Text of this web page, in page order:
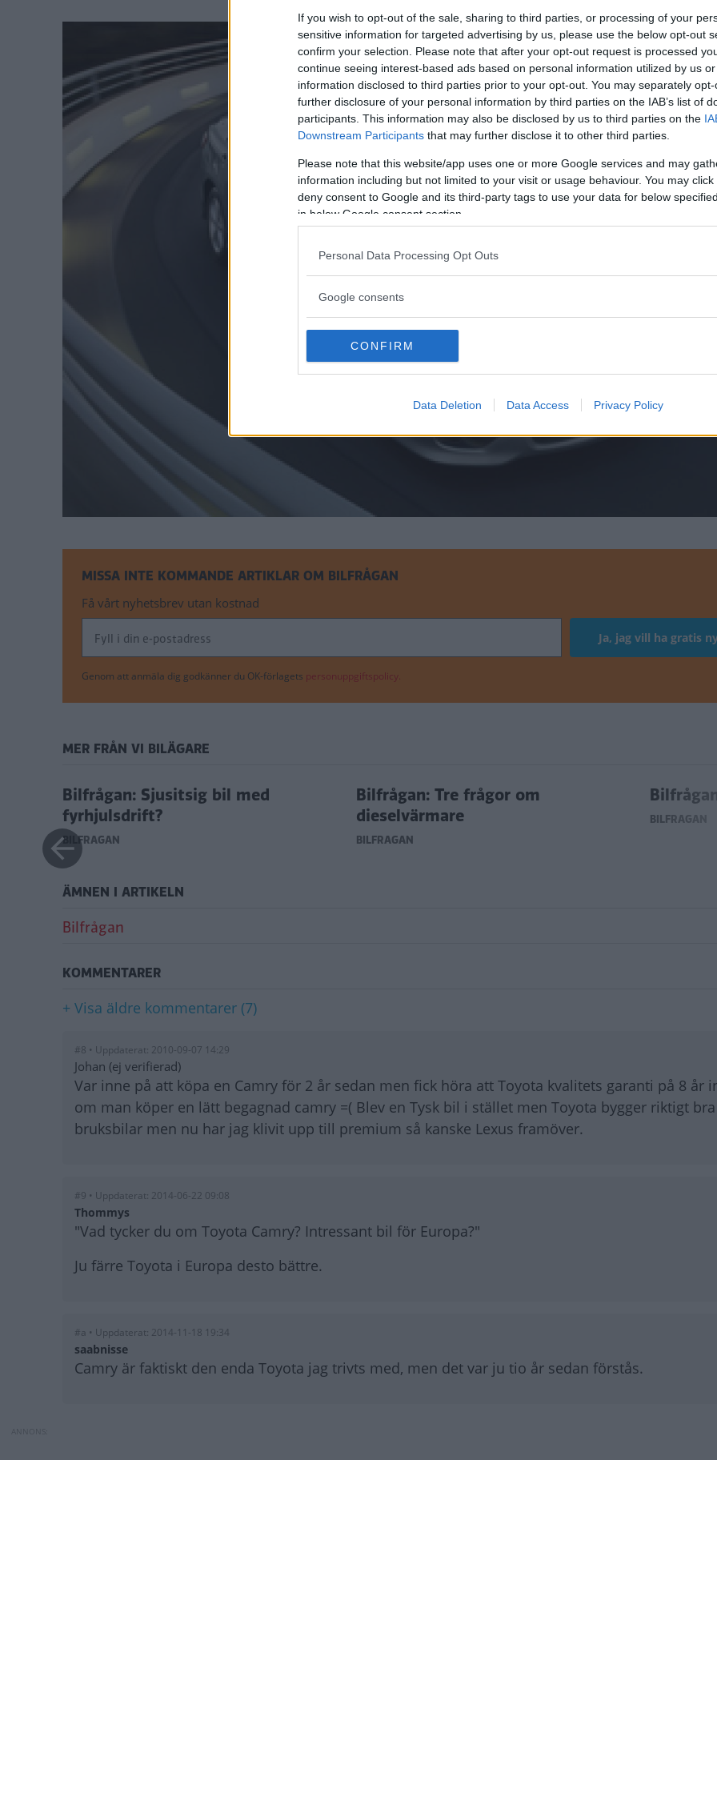
If you wish to opt-out of the sale, sharing to third parties, or processing of your
sensitive information for targeted advertising by us, please use the below opt-out
confirm your selection. Please note that after your opt-out request is processed
continue seeing interest-based ads based on personal information utilized by us
information disclosed to third parties prior to your opt-out. You may separately
further disclosure of your personal information by third parties on the IAB’s list of
participants. This information may also be disclosed by us to third parties on the
Downstream Participants that may further disclose it to other third parties.
Please note that this website/app uses one or more Google services and may
information including but not limited to your visit or usage behaviour. You may
deny consent to Google and its third-party tags to use your data for below
in below Google consent section.
Personal Data Processing Opt Outs
Google consents
CONFIRM
Data Deletion Data Access Privacy Policy
MISSA INTE KOMMANDE ARTIKLAR OM BILFRÅGAN
Få vårt nyhetsbrev utan kostnad
Genom att anmäla dig godkänner du OK-förlagets personuppgiftspolicy.
MER FRÅN VI BILÄGARE
Bilfrågan: Sjusitsig bil med
fyrhjulsdrift?
BILFRÅGAN
Bilfrågan: Tre frågor om
dieselvärmare
BILFRÅGAN
BILFRÅGAN
ÄMNEN I ARTIKELN
Bilfrågan
KOMMENTARER
+ Visa äldre kommentarer (7)
#8 • Uppdaterat: 2010-09-07 14:29
Johan (ej verifierad)
Var inne på att köpa en Camry för 2 år sedan men fick höra att Toyota kvalitets garanti på 8 år
om man köper en lätt begagnad camry =( Blev en Tysk bil i stället men Toyota bygger riktigt bra
bruksbilar men nu har jag klivit upp till premium så kanske Lexus framöver.
#9 • Uppdaterat: 2014-06-22 09:08
Thommys
"Vad tycker du om Toyota Camry? Intressant bil för Europa?"
Ju färre Toyota i Europa desto bättre.
#a • Uppdaterat: 2014-11-18 19:34
saabnisse
Camry är faktiskt den enda Toyota jag trivts med, men det var ju tio år sedan förstås.